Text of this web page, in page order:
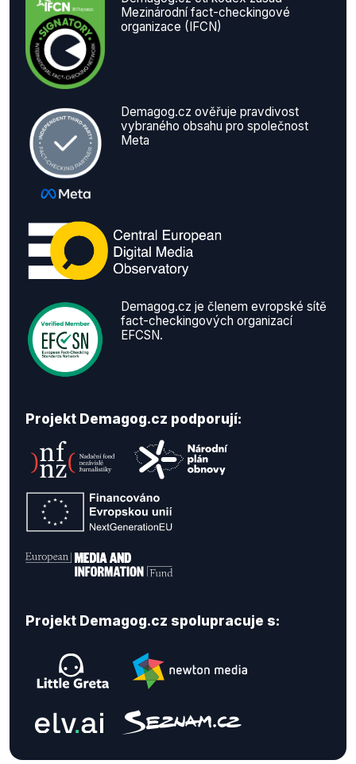
Mezinárodní fact-checkingové
organizace (IFCN)
Demagog.cz ověřuje pravdivost
vybraného obsahu pro společnost
Meta
Demagog.cz je členem evropské sítě
fact-checkingových organizací
EFCSN.
Projekt Demagog.cz podporují:
Projekt Demagog.cz spolupracuje s: